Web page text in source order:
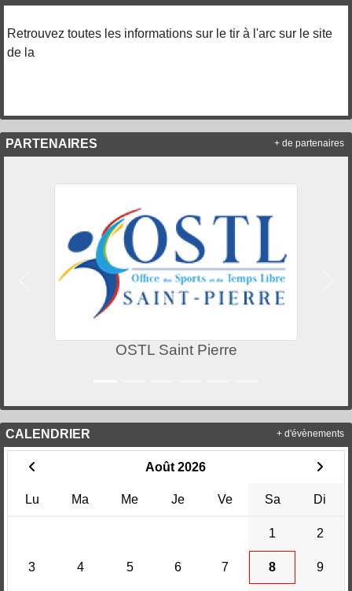
Retrouvez toutes les informations sur le tir à l'arc sur le site
de la
PARTENAIRES
OSTL Saint Pierre
+ de partenaires
CALENDRIER
Août 2026
Lu Ma Me Je Ve Sa Di
1 2
3 4 5 6 7 8 9
+ d'évènements